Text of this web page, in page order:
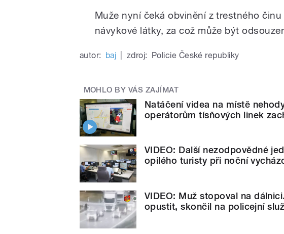
Muže nyní čeká obvinění z trestného
návykové látky, za což může být
autor: baj zdroj: Policie České republiky
MOHLO BY VÁS ZAJÍMAT
Natáčení videa na místě
operátorům tísňových linek
VIDEO: Další nezodpovědné
opilého turisty při noční
VIDEO: Muž stopoval na
opustit, skončil na policejní